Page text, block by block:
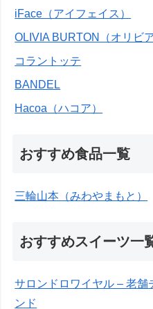
iFace（アイフェイス）
OLIVIA BURTON（オリビ
コラントッテ
BANDEL
Hacoa（ハコア）
おすすめ食品一覧
三輪山本（みわやまもと）
おすすめスイーツ一
サロンドロワイヤル – 老舗
ンド